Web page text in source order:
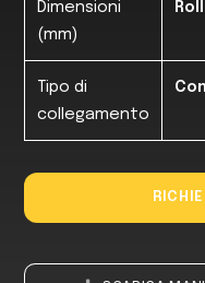
Dimensioni
(mm)
Tipo di
collegamento